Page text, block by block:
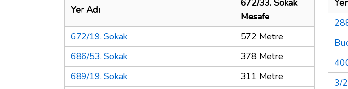
Yer Adı
672/33. Sokak
Mesafe
672/19. Sokak
572 Metre
686/53. Sokak
378 Metre
689/19. Sokak
311 Metre
3/